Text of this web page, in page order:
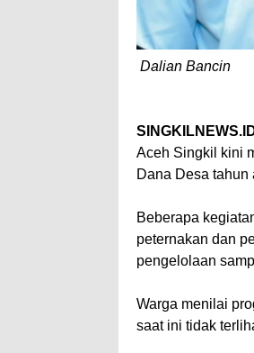
Dalian Bancin
Aceh Singkil kini
Dana Desa
Beberapa
peternakan dan
pengelolaan
Warga menilai
saat ini tidak